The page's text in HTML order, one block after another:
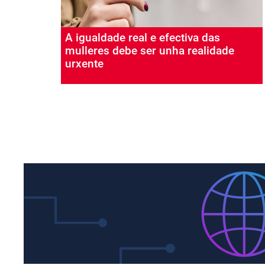
A igualdade real e efectiva das
mulleres debe ser unha realidade
urxente